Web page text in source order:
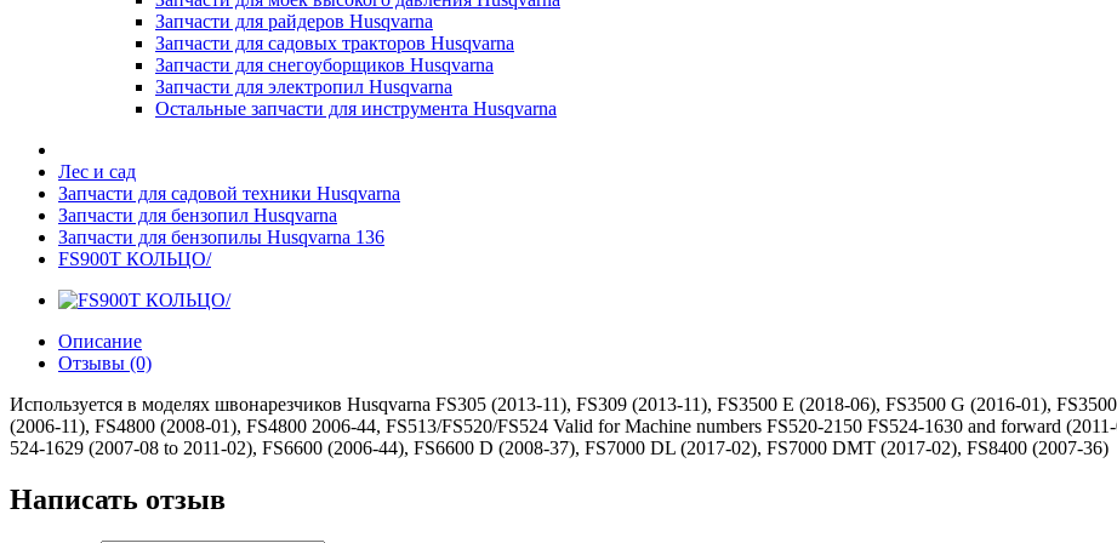
Запчасти для райдеров Husqvarna
Запчасти для садовых тракторов Husqvarna
Запчасти для снегоуборщиков Husqvarna
Запчасти для электропил Husqvarna
Остальные запчасти для инструмента Husqvarna
Лес и сад
Запчасти для садовой техники Husqvarna
Запчасти для бензопил Husqvarna
Запчасти для бензопилы Husqvarna 136
FS900T КОЛЬЦО/
Описание
Отзывы (0)
Используется в моделях швонарезчиков Husqvarna FS305 (2013-11), FS309 (2013-11), FS3500 E (2018-06), FS3500 G (2016-01),
(2006-11), FS4800 (2008-01), FS4800 2006-44, FS513/FS520/FS524 Valid for Machine numbers FS520-2150 FS524-1630 and forward
524-1629 (2007-08 to 2011-02), FS6600 (2006-44), FS6600 D (2008-37), FS7000 DL (2017-02), FS7000 DMT (2017-02), FS8400 (2007-36)
Написать отзыв